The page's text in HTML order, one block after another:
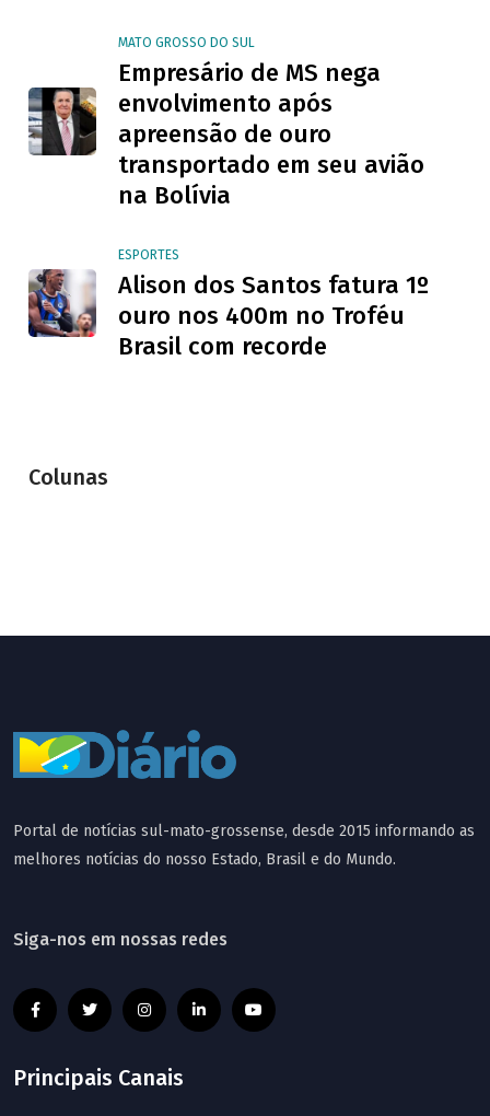
MATO GROSSO DO SUL
Empresário de MS nega
envolvimento após
apreensão de ouro
transportado em seu avião
na Bolívia
ESPORTES
Alison dos Santos fatura 1º
ouro nos 400m no Troféu
Brasil com recorde
Colunas
Portal de notícias sul-mato-grossense, desde 2015 informando as
melhores notícias do nosso Estado, Brasil e do Mundo.
Siga-nos em nossas redes
Principais Canais